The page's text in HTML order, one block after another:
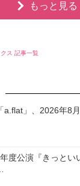
もっと見る
ス 記事一覧
a.flat」、2026年8
度公演『きっとい